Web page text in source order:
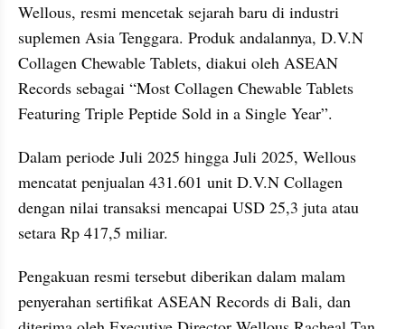
Wellous, resmi mencetak sejarah baru di industri
suplemen Asia Tenggara. Produk andalannya, D.V.N
Collagen Chewable Tablets, diakui oleh ASEAN
Records sebagai “Most Collagen Chewable Tablets
Featuring Triple Peptide Sold in a Single Year”.
Dalam periode Juli 2025 hingga Juli 2025, Wellous
mencatat penjualan 431.601 unit D.V.N Collagen
dengan nilai transaksi mencapai USD 25,3 juta atau
setara Rp 417,5 miliar.
Pengakuan resmi tersebut diberikan dalam malam
penyerahan sertifikat ASEAN Records di Bali, dan